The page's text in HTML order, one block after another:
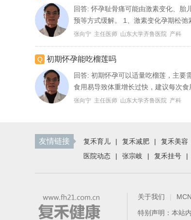
回答: 怀孕耻骨痛可能由激素变化、胎
预等方式缓解。 1、激素变化孕期松弛
张向宁 主任医师 山东大学齐鲁医院 产科
初期怀孕能吃榴莲吗
回答: 初期怀孕可以适量吃榴莲，主要
食用易导致体重增长过快，建议每次
张向宁 主任医师 山东大学齐鲁医院 产科
友情链接 复禾育儿 | 复禾减肥 | 复禾美容
医院动态
| 张宗岐 | 复禾挂号 |
关于我们
特别声明：本站